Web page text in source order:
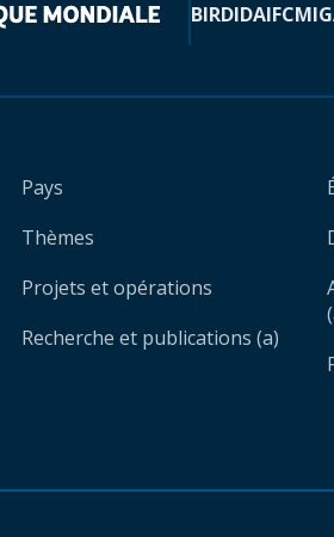
BIRDIDAIFC
Pays
Thèmes
Projets et opérations
Recherche et publications (a)